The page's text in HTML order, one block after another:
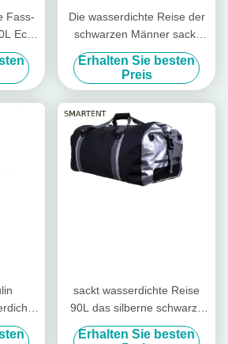
Fass-
Eco
Die wasserdichte Reise der
schwarzen Männer sackt
Turnhallen-ledernen
Kleidersack 53X18X21cm
ein
Erhalten Sie besten
Preis
sackt wasserdichte Reise
90L das silberne schwarze
Reise-Seesack-Kampieren
Erhalten Sie besten